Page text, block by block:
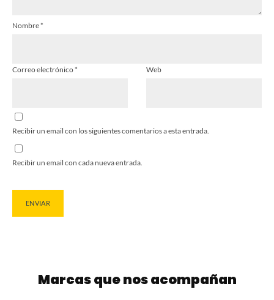
Nombre*
Correo electrónico* Web
Recibir un email con los siguientes comentarios a esta entrada.
Recibir un email con cada nueva entrada.
Marcas que nos acompañan